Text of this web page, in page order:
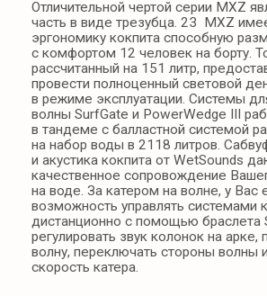
2449 м
7,01 м
Вес
Длина
Увидеть все характеристики
Вместимость до 12 человек
22 750 000 ₽
на воде. За катером на волне, у Вас есть
возможность управлять системами катера
дистанционно с помощью браслета SurfBand:
регулировать звук колонок на арке, поднимать
волну, переключать стороны волны и регулировать
скорость катера.